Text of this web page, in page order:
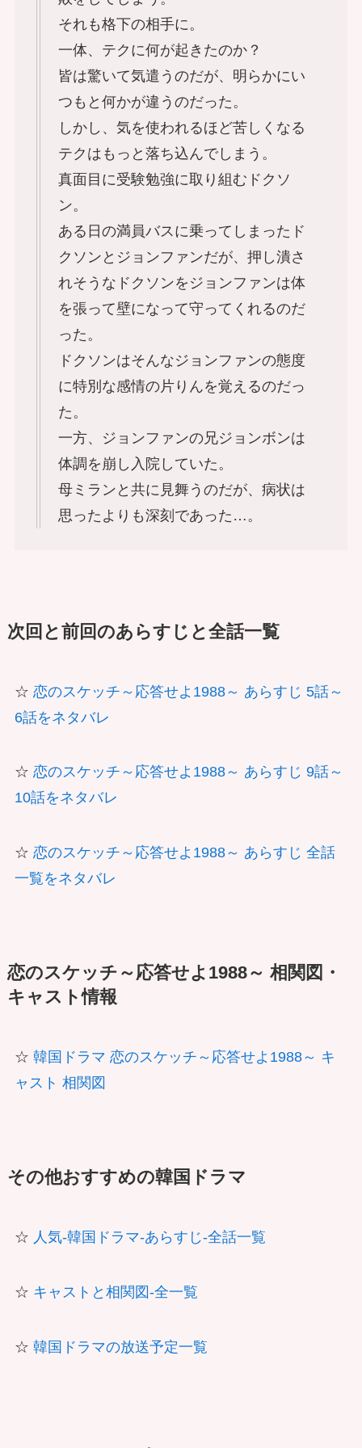
それも格下の相手に。
一体、テクに何が起きたのか？
皆は驚いて気遣うのだが、明らかにい
つもと何かが違うのだった。
しかし、気を使われるほど苦しくなる
テクはもっと落ち込んでしまう。
真面目に受験勉強に取り組むドクソ
ン。
ある日の満員バスに乗ってしまったド
クソンとジョンファンだが、押し潰さ
れそうなドクソンをジョンファンは体
を張って壁になって守ってくれるのだ
った。
ドクソンはそんなジョンファンの態度
に特別な感情の片りんを覚えるのだっ
た。
一方、ジョンファンの兄ジョンボンは
体調を崩し入院していた。
母ミランと共に見舞うのだが、病状は
思ったよりも深刻であった…。
次回と前回のあらすじと全話一覧
☆ 恋のスケッチ～応答せよ1988～ あらすじ 5話～
6話をネタバレ
☆ 恋のスケッチ～応答せよ1988～ あらすじ 9話～
10話をネタバレ
☆ 恋のスケッチ～応答せよ1988～ あらすじ 全話
一覧をネタバレ
恋のスケッチ～応答せよ1988～ 相関図・
キャスト情報
☆ 韓国ドラマ 恋のスケッチ～応答せよ1988～ キ
ャスト 相関図
その他おすすめの韓国ドラマ
☆ 人気-韓国ドラマ-あらすじ-全話一覧
☆ キャストと相関図-全一覧
☆ 韓国ドラマの放送予定一覧